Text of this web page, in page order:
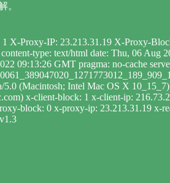
。
X-Proxy-IP: 23.213.31.19 X-Proxy-
type: text/html date: Thu, 06 Aug
09:13:26 GMT pragma: no-cache
(Macintosh; Intel Mac OS X
x-client-block: 1 x-client-ip:
block: 0 x-proxy-ip: 23.213.31.19 x-